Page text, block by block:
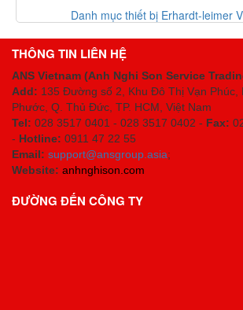
Danh mục thiết bị giá tốt 2 30-
THÔNG TIN LIÊN HỆ
ANS Vietnam (Anh Nghi Son Service
Add: 135 Đường số 2, Khu Đô Thị Vạn Phúc,
Phước, Q. Thủ Đức, TP. HCM , Việt Nam
Tel: 028 3517 0401 - 028 3517 0402 - Fax:
- Hotline: 0911 47 22 55
Email: support@ansgroup.asia;
Website: anhnghison.com
ĐƯỜNG ĐẾN CÔNG TY